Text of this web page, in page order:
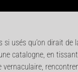
usés qu’on dirait de
catalogne, en
vernaculaire,